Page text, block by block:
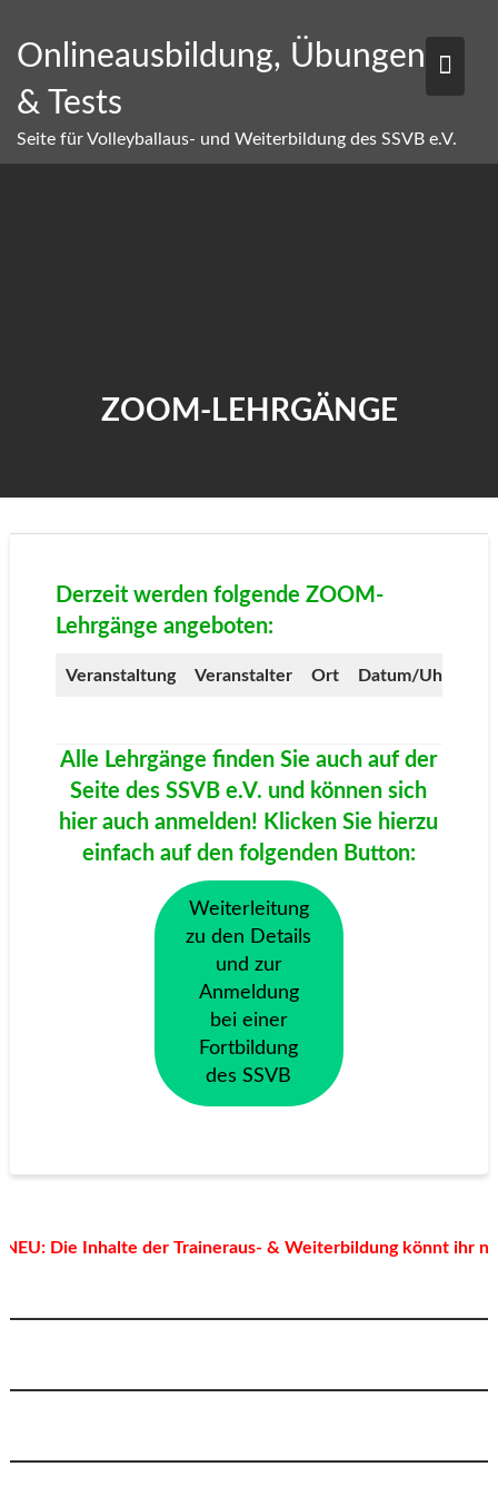
content
Onlineausbildung, Übungen
& Tests
Seite für Volleyballaus- und Weiterbildung des SSVB e.V.
ZOOM-LEHRGÄNGE
Derzeit werden folgende ZOOM-
Lehrgänge angeboten:
Veranstaltung Veranstalter Ort Datum/Uhrzeit
Alle Lehrgänge finden Sie auch auf der
Seite des SSVB e.V. und können sich
hier auch anmelden! Klicken Sie hierzu
einfach auf den folgenden Button:
Weiterleitung
zu den Details
und zur
Anmeldung
bei einer
Fortbildung
des SSVB
NEU: Die Inhalte der Traineraus- & Weiterbildung könnt ihr